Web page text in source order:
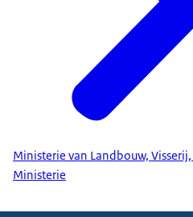
Ministerie van Landbouw,
Ministerie